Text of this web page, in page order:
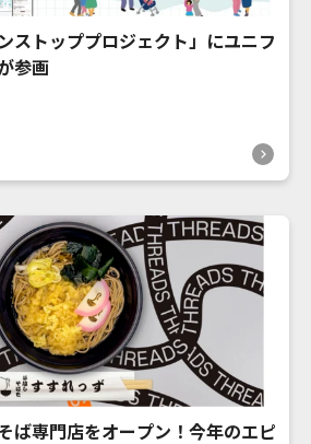
ストッププロジェクト」にユニフ
参画
ば専門店をオープン！今年のエピ